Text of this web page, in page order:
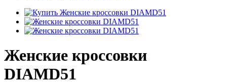
Женские кроссовки
DIAMD51